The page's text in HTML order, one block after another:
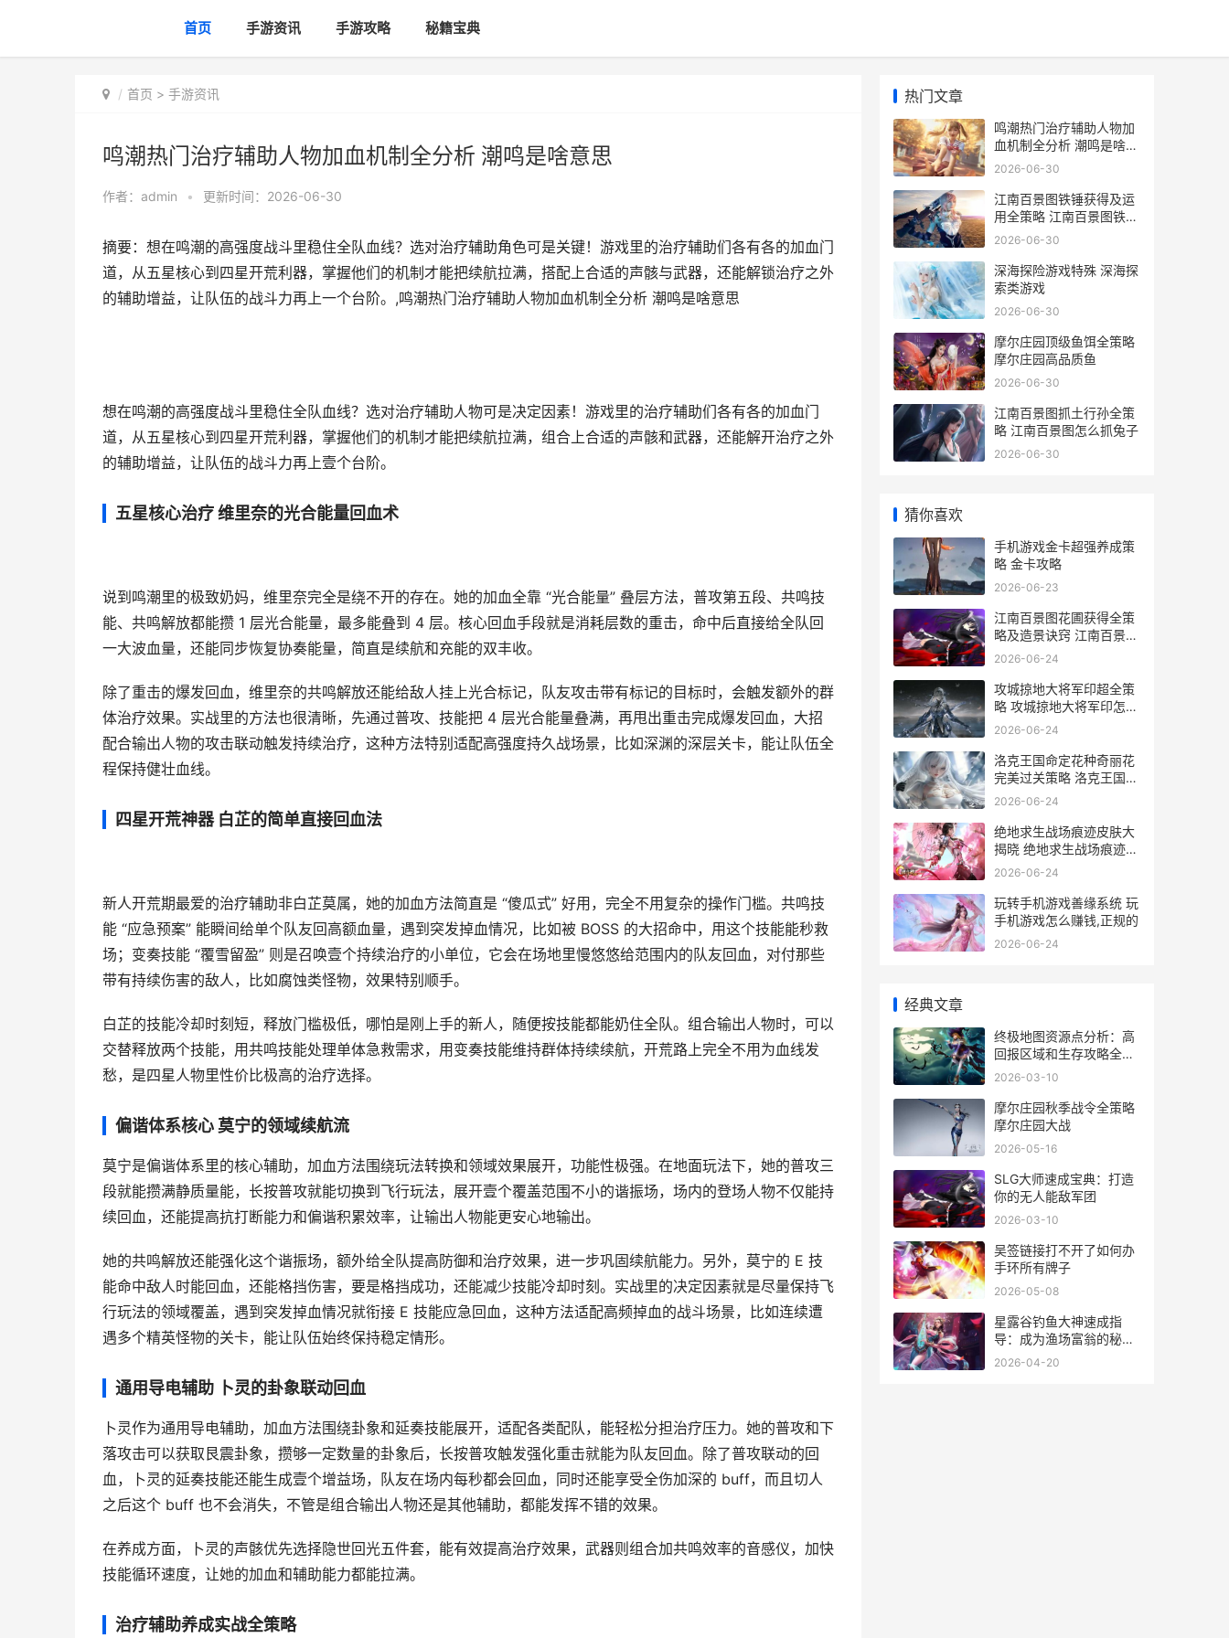
首页 手游资讯 手游攻略 秘籍宝典
首页 > 手游资讯
鸣潮热门治疗辅助人物加血机制全分析 潮鸣是啥意思
作者： admin • 更新时间：2026-06-30
摘要：想在鸣潮的高强度战斗里稳住全队血线？选对治疗辅助角色可是关键！游戏里的治疗辅助们各有各的加血门
道，从五星核心到四星开荒利器，掌握他们的机制才能把续航拉满，搭配上合适的声骸与武器，还能解锁治疗之外
的辅助增益，让队伍的战斗力再上一个台阶。,鸣潮热门治疗辅助人物加血机制全分析 潮鸣是啥意思
想在鸣潮的高强度战斗里稳住全队血线？选对治疗辅助人物可是决定因素！游戏里的治疗辅助们各有各的加血门
道，从五星核心到四星开荒利器，掌握他们的机制才能把续航拉满，组合上合适的声骸和武器，还能解开治疗之外
的辅助增益，让队伍的战斗力再上壹个台阶。
五星核心治疗 维里奈的光合能量回血术
说到鸣潮里的极致奶妈，维里奈完全是绕不开的存在。她的加血全靠 “光合能量” 叠层方法，普攻第五段、共鸣技
能、共鸣解放都能攒 1 层光合能量，最多能叠到 4 层。核心回血手段就是消耗层数的重击，命中后直接给全队回
一大波血量，还能同步恢复协奏能量，简直是续航和充能的双丰收。
除了重击的爆发回血，维里奈的共鸣解放还能给敌人挂上光合标记，队友攻击带有标记的目标时，会触发额外的群
体治疗效果。实战里的方法也很清晰，先通过普攻、技能把 4 层光合能量叠满，再甩出重击完成爆发回血，大招
配合输出人物的攻击联动触发持续治疗，这种方法特别适配高强度持久战场景，比如深渊的深层关卡，能让队伍全
程保持健壮血线。
四星开荒神器 白芷的简单直接回血法
新人开荒期最爱的治疗辅助非白芷莫属，她的加血方法简直是 “傻瓜式” 好用，完全不用复杂的操作门槛。共鸣技
能 “应急预案” 能瞬间给单个队友回高额血量，遇到突发掉血情况，比如被 BOSS 的大招命中，用这个技能能秒救
场；变奏技能 “覆雪留盈” 则是召唤壹个持续治疗的小单位，它会在场地里慢悠悠给范围内的队友回血，对付那些
带有持续伤害的敌人，比如腐蚀类怪物，效果特别顺手。
白芷的技能冷却时刻短，释放门槛极低，哪怕是刚上手的新人，随便按技能都能奶住全队。组合输出人物时，可以
交替释放两个技能，用共鸣技能处理单体急救需求，用变奏技能维持群体持续续航，开荒路上完全不用为血线发
愁，是四星人物里性价比极高的治疗选择。
偏谐体系核心 莫宁的领域续航流
莫宁是偏谐体系里的核心辅助，加血方法围绕玩法转换和领域效果展开，功能性极强。在地面玩法下，她的普攻三
段就能攒满静质量能，长按普攻就能切换到飞行玩法，展开壹个覆盖范围不小的谐振场，场内的登场人物不仅能持
续回血，还能提高抗打断能力和偏谐积累效率，让输出人物能更安心地输出。
她的共鸣解放还能强化这个谐振场，额外给全队提高防御和治疗效果，进一步巩固续航能力。另外，莫宁的 E 技
能命中敌人时能回血，还能格挡伤害，要是格挡成功，还能减少技能冷却时刻。实战里的决定因素就是尽量保持飞
行玩法的领域覆盖，遇到突发掉血情况就衔接 E 技能应急回血，这种方法适配高频掉血的战斗场景，比如连续遭
遇多个精英怪物的关卡，能让队伍始终保持稳定情形。
通用导电辅助 卜灵的卦象联动回血
卜灵作为通用导电辅助，加血方法围绕卦象和延奏技能展开，适配各类配队，能轻松分担治疗压力。她的普攻和下
落攻击可以获取艮震卦象，攒够一定数量的卦象后，长按普攻触发强化重击就能为队友回血。除了普攻联动的回
血，卜灵的延奏技能还能生成壹个增益场，队友在场内每秒都会回血，同时还能享受全伤加深的 buff，而且切人
之后这个 buff 也不会消失，不管是组合输出人物还是其他辅助，都能发挥不错的效果。
在养成方面，卜灵的声骸优先选择隐世回光五件套，能有效提高治疗效果，武器则组合加共鸣效率的音感仪，加快
技能循环速度，让她的加血和辅助能力都能拉满。
治疗辅助养成实战全策略
热门文章
鸣潮热门治疗辅助人物加
血机制全分析 潮鸣是啥意
思
2026-06-30
江南百景图铁锤获得及运
用全策略 江南百景图铁锤
子
2026-06-30
深海探险游戏特殊 深海探
索类游戏
2026-06-30
摩尔庄园顶级鱼饵全策略
摩尔庄园高品质鱼
2026-06-30
江南百景图抓土行孙全策
略 江南百景图怎么抓兔子
2026-06-30
猜你喜欢
手机游戏金卡超强养成策
略 金卡攻略
2026-06-23
江南百景图花圃获得全策
略及造景诀窍 江南百景图
花市
2026-06-24
攻城掠地大将军印超全策
略 攻城掠地大将军印怎么
用
2026-06-24
洛克王国命定花种奇丽花
完美过关策略 洛克王国命
定花种打法第五期
2026-06-24
绝地求生战场痕迹皮肤大
揭晓 绝地求生战场痕迹有
什么用
2026-06-24
玩转手机游戏善缘系统 玩
手机游戏怎么赚钱,正规的
2026-06-24
经典文章
终极地图资源点分析：高
回报区域和生存攻略全揭
晓 终极地带攻略
2026-03-10
摩尔庄园秋季战令全策略
摩尔庄园大战
2026-05-16
SLG大师速成宝典：打造
你的无人能敌军团
2026-03-10
吴签链接打不开了如何办
手环所有牌子
2026-05-08
星露谷钓鱼大神速成指
导：成为渔场富翁的秘密
星露谷钓鱼开局攻略
2026-04-20